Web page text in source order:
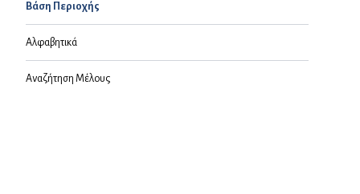
Βάση Περιοχής
Αλφαβητικά
Αναζήτηση Μέλους